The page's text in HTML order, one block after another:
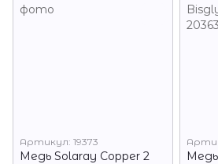
Артикул: 19373
Медь Solaray Copper 2